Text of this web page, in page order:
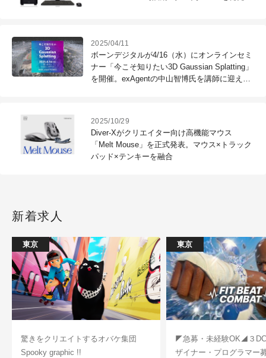
2025/04/11
ボーンデジタルが4/16（水）にオンラインセミ
ナー「今こそ知りたい3D Gaussian Splatting」
を開催。exAgentの中山智博氏を講師に迎えノ
2025/10/29
Diver-Xがクリエイター向け高機能マウス
「Melt Mouse」を正式発表。マウス×トラック
パッド×テンキーを融合
新着求人
東京
驚きをクリエイトするオバケ集団
Spooky graphic !!
東京
◤急募・未経験OK◢３
ザイナー・プログラマー